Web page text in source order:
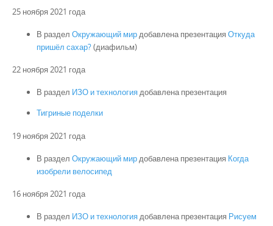
25 ноября 2021 года
В раздел Окружающий мирдобавлена презентация Откуда
пришёл сахар?(диафильм)
22 ноября 2021 года
В раздел ИЗО и технологиядобавлена презентация
Тигриные поделки
19 ноября 2021 года
В раздел Окружающий мирдобавлена презентация Когда
изобрели велосипед
16 ноября 2021 года
В раздел ИЗО и технологиядобавлена презентация Рисуем